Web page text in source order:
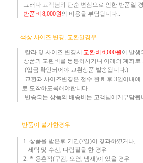
그러나 고객님의 단순 변심으로 인한 반품일
반품비 8,000원의 비용을 부담됩니다..
색상 사이즈 변경, 교환일경우
칼라 및 사이즈 변경시 교환비 6,000원이 발생
상품과 교환비를 동봉하시거나 아래의 계좌로
(입금 확인되어야 교환상품 발송됩니다.)​
교환과 사이즈변경은 접수 완료 후 3일이내에
로 도착하도록해야합니다.
반송되는 상품의 배송비는 고객님에게부담됩
반품이 불가한경우
1. 상품을 받은후 기간(7일)이 경과하였거나,
세탁 및 수선, 다림질을 한 경우
2. 착용흔적(구김, 오염, 냄새)이 있을 경우